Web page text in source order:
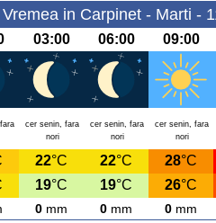
Vremea in Carpinet - Marti -
03:00 06:00 09:00
cer senin, fara
nori
cer senin, fara
nori
cer senin, fara
nori
22°C 22°C 28°C
19°C 19°C 26°C
0 mm 0 mm 0 mm